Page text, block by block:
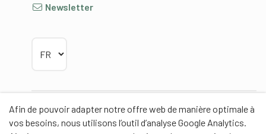
Afin de pouvoir adapter notre offre web de manière optimale à
vos besoins, nous utilisons l’outil d’analyse Google Analytics.
Newsletter
Partenaires